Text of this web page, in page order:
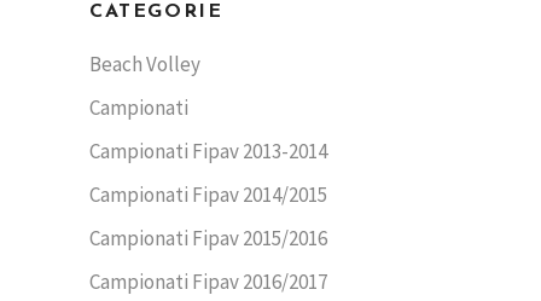
CATEGORIE
Beach Volley
Campionati
Campionati Fipav 2013-2014
Campionati Fipav 2014/2015
Campionati Fipav 2015/2016
Campionati Fipav 2016/2017